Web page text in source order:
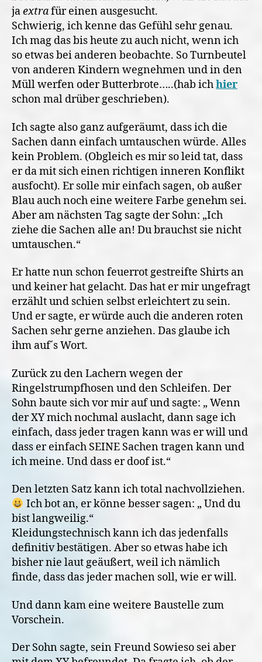
jaextrafür einen ausgesucht.
Schwierig, ich kenne das Gefühl sehr genau.
Ich mag das bis heute zu auch nicht, wenn ich
so etwas bei anderen beobachte. So Turnbeutel
von anderen Kindern wegnehmen und in den
Müll werfen oder Butterbrote…..(hab ichhier
schon mal drüber geschrieben).
Ich sagte also ganz aufgeräumt, dass ich die
Sachen dann einfach umtauschen würde. Alles
kein Problem. (Obgleich es mir so leid tat, dass
er da mit sich einen richtigen inneren Konflikt
ausfocht). Er solle mir einfach sagen, ob außer
Blau auch noch eine weitere Farbe genehm sei.
Aber am nächsten Tag sagte der Sohn: „Ich
ziehe die Sachen alle an! Du brauchst sie nicht
umtauschen.“
Er hatte nun schon feuerrot gestreifte Shirts an
und keiner hat gelacht. Das hat er mir ungefragt
erzählt und schien selbst erleichtert zu sein.
Und er sagte, er würde auch die anderen roten
Sachen sehr gerne anziehen. Das glaube ich
ihm auf´s Wort.
Zurück zu den Lachern wegen der
Ringelstrumpfhosen und den Schleifen. Der
Sohn baute sich vor mir auf und sagte: „ Wenn
der XY mich nochmal auslacht, dann sage ich
einfach, dass jeder tragen kann was er will und
dass er einfach SEINE Sachen tragen kann und
ich meine. Und dass er doof ist.“
Den letzten Satz kann ich total nachvollziehen.
Ich bot an, er könne besser sagen: „ Und du
bist langweilig.“
Kleidungstechnisch kann ich das jedenfalls
definitiv bestätigen. Aber so etwas habe ich
bisher nie laut geäußert, weil ich nämlich
finde, dass das jeder machen soll, wie er will.
Und dann kam eine weitere Baustelle zum
Vorschein.
Der Sohn sagte, sein Freund Sowieso sei aber